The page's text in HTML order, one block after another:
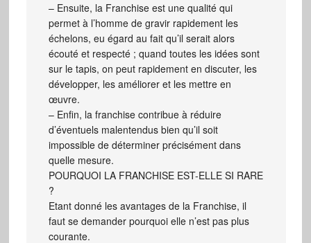
– Ensuite, la Franchise est une qualité qui
permet à l’homme de gravir rapidement les
échelons, eu égard au fait qu’il serait alors
écouté et respecté ; quand toutes les idées sont
sur le tapis, on peut rapidement en discuter, les
développer, les améliorer et les mettre en
œuvre.
– Enfin, la franchise contribue à réduire
d’éventuels malentendus bien qu’il soit
impossible de déterminer précisément dans
quelle mesure.
POURQUOI LA FRANCHISE EST-ELLE SI RARE
?
Etant donné les avantages de la Franchise, il
faut se demander pourquoi elle n’est pas plus
courante.